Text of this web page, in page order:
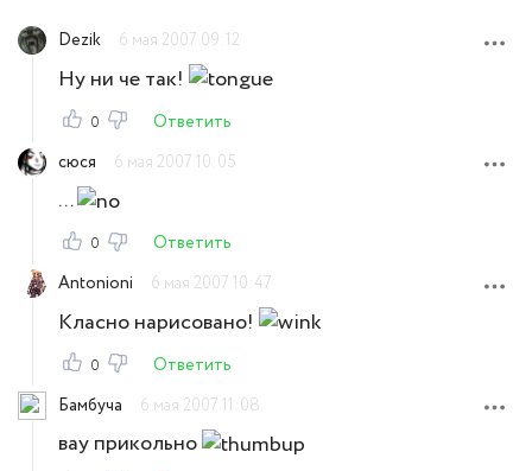
Dezik 6 мая 2007 09:12
Ну ни че так!
0
Ответить
сюся
6 мая 2007 10:05
...
0
Ответить
Antonioni
6 мая 2007 10:47
Класно нарисовано!
0
Ответить
Бамбуча
6 мая 2007 11:08
вау прикольно